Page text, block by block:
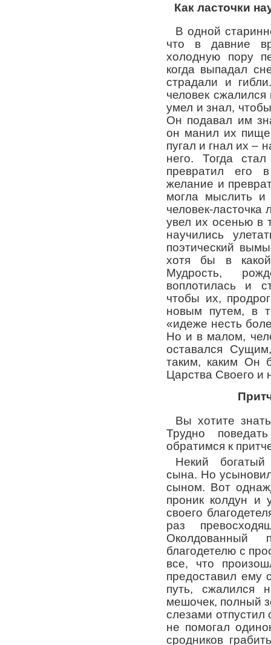
Как ласточки
В одной
что в давние
холодную пору
когда выпадал
страдали и
человек
умел и знал,
Он подавал им
он манил их
пугал и гнал их –
него. Тогда
превратил его
желание и
могла мыслить и
человек-ласточка
увел их осенью в
научились
поэтический
хотя бы в
Мудрость,
воплотилась и
чтобы их,
новым путем, в
«идеже несть
Но и в малом,
оставался
таким, каким Он
Царства Своего и
Вы хотите
Трудно
обратимся к
Некий богатый
сына. Но
сыном. Вот
проник колдун и
своего
раз
благодетелю с
все, что
предоставил ему
путь,
мешочек, полный
слезами отпустил
не помогал
сродников